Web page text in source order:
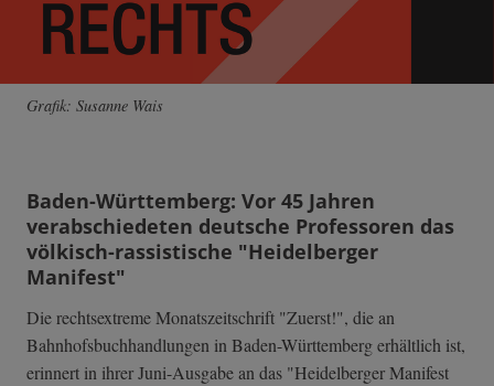
Grafik: Susanne Wais
Baden-Württemberg: Vor 45 Jahren
verabschiedeten deutsche Professoren das
völkisch-rassistische "Heidelberger
Manifest"
Die rechtsextreme Monatszeitschrift "Zuerst!", die an
Bahnhofsbuchhandlungen in Baden-Württemberg erhältlich ist,
erinnert in ihrer Juni-Ausgabe an das "Heidelberger Manifest